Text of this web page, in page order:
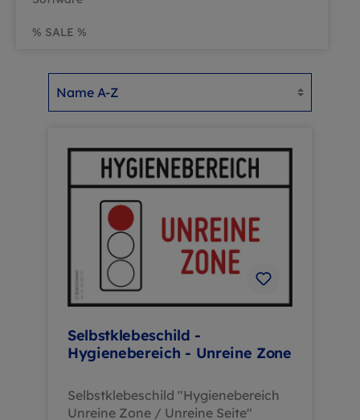
% SALE %
Selbstklebeschild -
Hygienebereich - Unreine Zone
Selbstklebeschild "Hygienebereich
Unreine Zone / Unreine Seite"